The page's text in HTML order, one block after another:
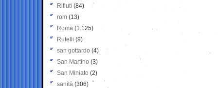
Rifiuti (84)
rom (13)
Roma (1.125)
Rutelli (9)
san gottardo (4)
San Martino (3)
San Miniato (2)
sanità (306)